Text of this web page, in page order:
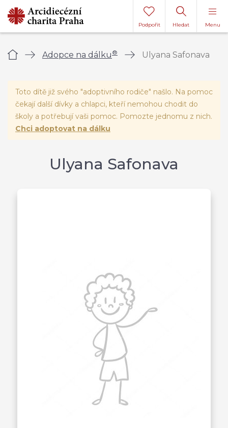
Menu
Hledat
Podpořit
Úvod Adopce na dálku ® Ulyana Safonava
Toto dítě již svého "adoptivního rodiče" našlo. Na pomoc
čekají další dívky a chlapci, kteří nemohou chodit do
školy a potřebují vaši pomoc. Pomozte jednomu z nich.
Chci adoptovat na dálku
Ulyana Safonava